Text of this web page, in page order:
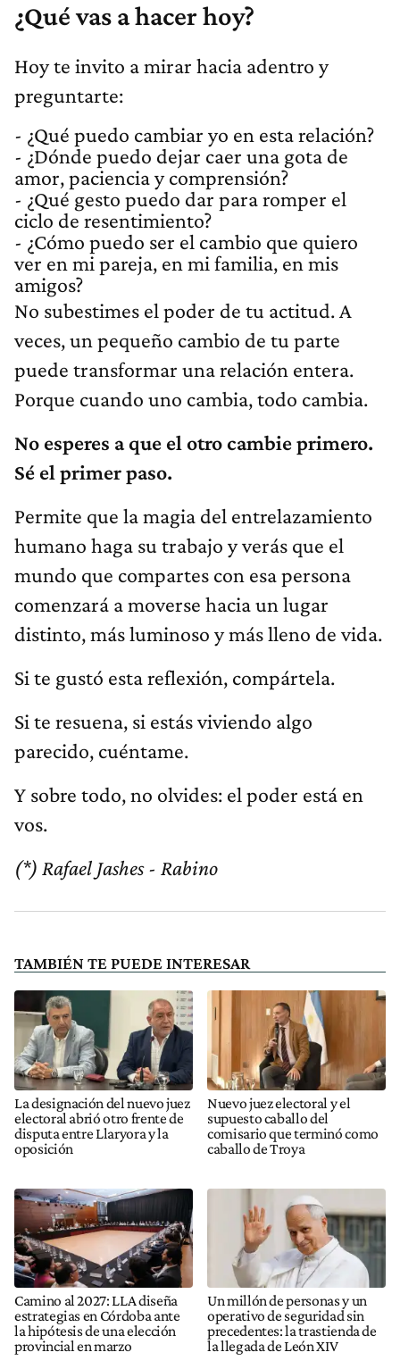
¿Qué vas a hacer hoy?
Hoy te invito a mirar hacia adentro y
preguntarte:
- ¿Qué puedo cambiar yo en esta relación?
- ¿Dónde puedo dejar caer una gota de
amor, paciencia y comprensión?
- ¿Qué gesto puedo dar para romper el
ciclo de resentimiento?
- ¿Cómo puedo ser el cambio que quiero
ver en mi pareja, en mi familia, en mis
amigos?
No subestimes el poder de tu actitud. A
veces, un pequeño cambio de tu parte
puede transformar una relación entera.
Porque cuando uno cambia, todo cambia.
No esperes a que el otro cambie primero.
Sé el primer paso.
Permite que la magia del entrelazamiento
humano haga su trabajo y verás que el
mundo que compartes con esa persona
comenzará a moverse hacia un lugar
distinto, más luminoso y más lleno de vida.
Si te gustó esta reflexión, compártela.
Si te resuena, si estás viviendo algo
parecido, cuéntame.
Y sobre todo, no olvides: el poder está en
vos.
(*) Rafael Jashes - Rabino
TAMBIÉN TE PUEDE INTERESAR
La designación del nuevo juez
electoral abrió otro frente de
disputa entre Llaryora y la
oposición
Nuevo juez electoral y el
supuesto caballo del
comisario que terminó como
caballo de Troya
Camino al 2027: LLA diseña
estrategias en Córdoba ante
la hipótesis de una elección
provincial en marzo
Un millón de personas y un
operativo de seguridad sin
precedentes: la trastienda de
la llegada de León XIV